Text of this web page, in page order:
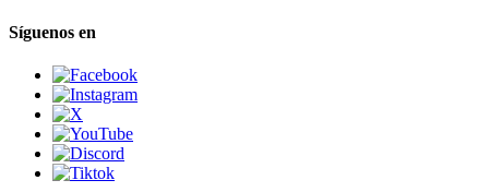
Síguenos en